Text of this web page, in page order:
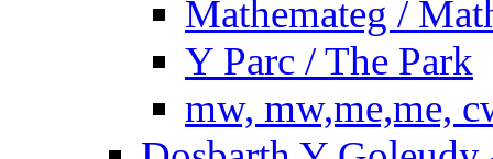
Mathemateg /
Y Parc / The Park
mw, mw,me,me,